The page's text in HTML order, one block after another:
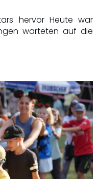
hervor Heute war
warteten auf die